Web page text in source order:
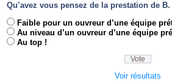
Qu’avez vous pensez de la prestation de
Faible pour un ouvreur d’une équipe
Au niveau d’un ouvreur d’une équipe
Au top !
Voir résultats